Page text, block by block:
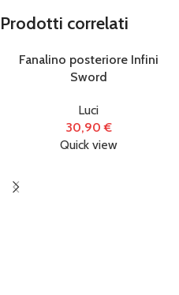
Prodotti correlati
Fanalino posteriore Infini
Sword
Luci
30,90€
Quick view